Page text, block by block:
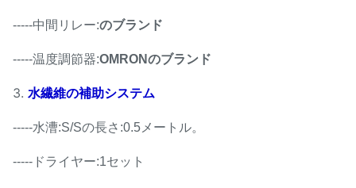
-----中間リレー:のブランド
-----温度調節器:OMRONのブランド
3. 水繊維の補助システム
-----水漕:S/Sの長さ:0.5メートル。
-----ドライヤー:1セット